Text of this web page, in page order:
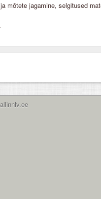
mõtete jagamine, selgitused